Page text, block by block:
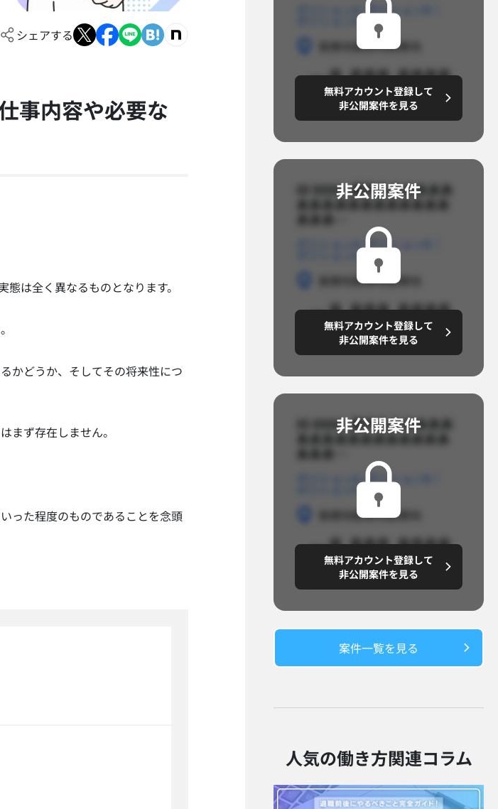
シェアする
事内容や必要な
は全く異なるものとなります。
かどうか、そしてその将来性につ
まず存在しません。
った程度のものであることを念頭
ポジションA ポジションB
ポジションC
勤務地勤務地
～8,888,8888
円/月
無料アカウント登録して
非公開案件を見る
ID 8888_案件名あああああ
ああああああああああああ
ポジションA ポジションB
ポジションC
勤務地勤務地
～8,888,8888
円/月
非公開案件​
無料アカウント登録して
非公開案件を見る
ID 8888_案件名あああああ
ああああああああああああ
ポジションA ポジションB
ポジションC
勤務地勤務地
～8,888,8888
円/月
非公開案件​
無料アカウント登録して
非公開案件を見る
案件一覧を見る​
人気の働き方関連コラム